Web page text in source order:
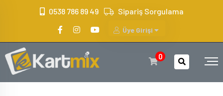
0538 786 89 49 Sipariş Sorgulama
Üye Girişi
0